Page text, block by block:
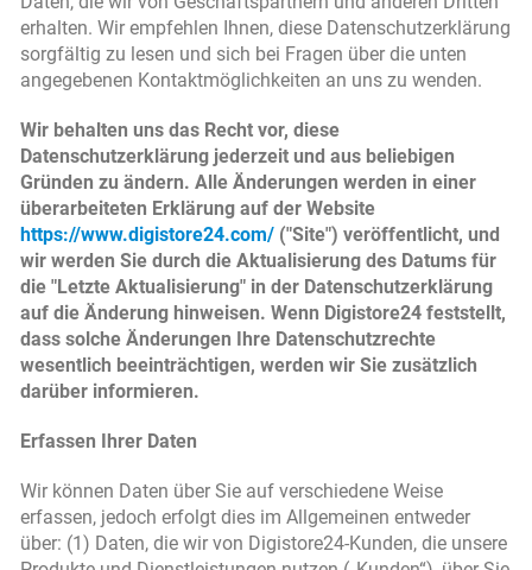
erhalten. Wir empfehlen Ihnen, diese Datenschutzerklärung
sorgfältig zu lesen und sich bei Fragen über die unten
angegebenen Kontaktmöglichkeiten an uns zu wenden.
Wir behalten uns das Recht vor, diese
Datenschutzerklärung jederzeit und aus beliebigen
Gründen zu ändern. Alle Änderungen werden in einer
überarbeiteten Erklärung auf der Website
https://www.digistore24.com/ ("Site") veröffentlicht, und
wir werden Sie durch die Aktualisierung des Datums für
die "Letzte Aktualisierung" in der Datenschutzerklärung
auf die Änderung hinweisen. Wenn Digistore24 feststellt,
dass solche Änderungen Ihre Datenschutzrechte
wesentlich beeinträchtigen, werden wir Sie zusätzlich
darüber informieren.
Erfassen Ihrer Daten
Wir können Daten über Sie auf verschiedene Weise
erfassen, jedoch erfolgt dies im Allgemeinen entweder
über: (1) Daten, die wir von Digistore24-Kunden, die unsere